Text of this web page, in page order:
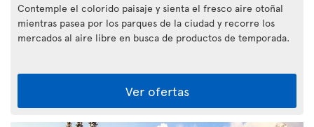
Contemple el colorido paisaje y sienta el fresco aire otoñal
mientras pasea por los parques de la ciudad y recorre los
mercados al aire libre en busca de productos de temporada.
Ver ofertas